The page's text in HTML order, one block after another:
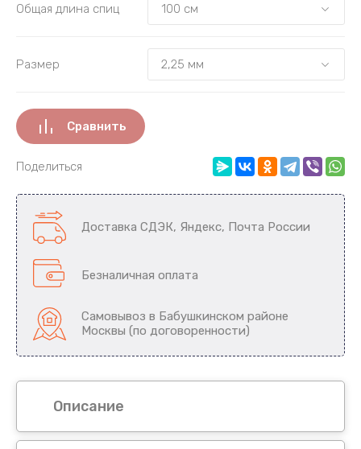
Общая длина спиц
Размер
Сравнить
Поделиться
Доставка СДЭК, Яндекс, Почта России
Безналичная оплата
Самовывоз в Бабушкинском районе
Москвы (по договоренности)
Описание